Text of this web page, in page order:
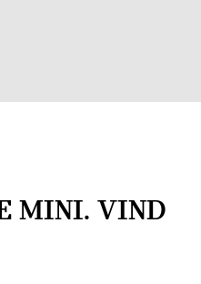
MINI. VIND